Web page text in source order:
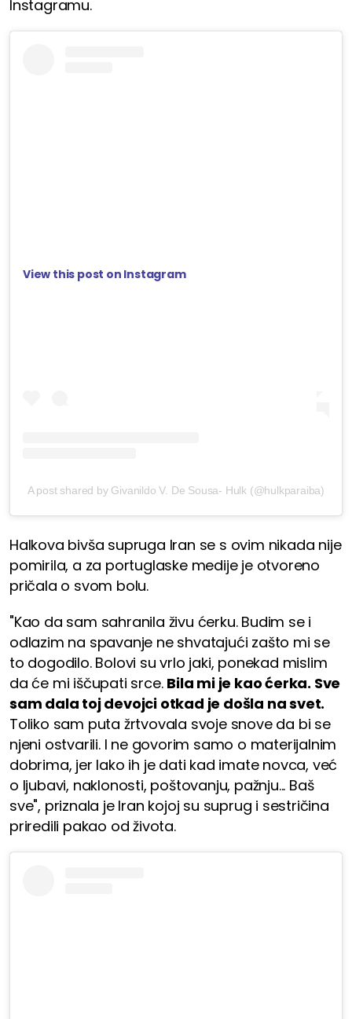
Instagramu.
View this post on Instagram
A post shared by Givanildo V. De Sousa- Hulk (@hulkparaiba)
Halkova bivša supruga Iran se s ovim nikada nije
pomirila, a za portuglaske medije je otvoreno
pričala o svom bolu.
"Kao da sam sahranila živu ćerku. Budim se i
odlazim na spavanje ne shvatajući zašto mi se
to dogodilo. Bolovi su vrlo jaki, ponekad mislim
da će mi iščupati srce. Bila mi je kao ćerka. Sve
sam dala toj devojci otkad je došla na svet.
Toliko sam puta žrtvovala svoje snove da bi se
njeni ostvarili. I ne govorim samo o materijalnim
dobrima, jer lako ih je dati kad imate novca, već
o ljubavi, naklonosti, poštovanju, pažnju... Baš
sve", priznala je Iran kojoj su suprug i sestričina
priredili pakao od života.